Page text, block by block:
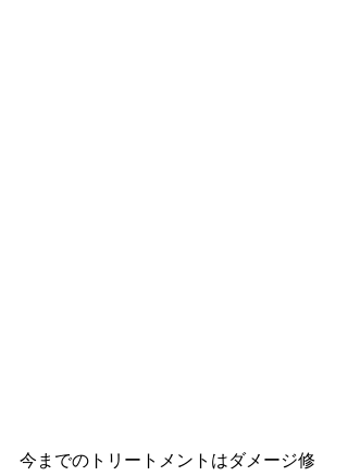
今までのトリートメントはダメージ修